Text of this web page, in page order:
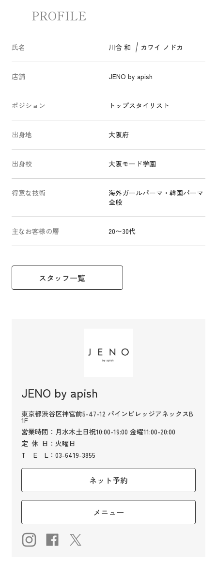
PROFILE
氏名 川合 和 カワイ ノドカ
店舗 JENO by apish
ポジション トップスタイリスト
出身地 大阪府
出身校 大阪モード学園
得意な技術
海外ガールパーマ・韓国パーマ
全般
主なお客様の層 20〜30代
スタッフ一覧
JENO by apish
東京都渋谷区神宮前5-47-12 パインビレッジアネックスB
1F
営業時間 ：月水木土日祝10:00-19:00 金曜11:00-20:00
定 休 日 ：火曜日
T
E L ：03-6419-3855
ネット予約
メニュー